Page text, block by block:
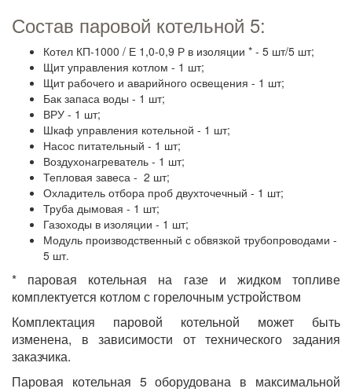
Состав паровой котельной 5:
Котел КП-1000 / Е 1,0-0,9 Р в изоляции * - 5 шт/5 шт;
Щит управления котлом - 1 шт;
Щит рабочего и аварийного освещения - 1 шт;
Бак запаса воды - 1 шт;
ВРУ - 1 шт;
Шкаф управления котельной - 1 шт;
Насос питательный - 1 шт;
Воздухонагреватель - 1 шт;
Тепловая завеса - 2 шт;
Охладитель отбора проб двухточечный - 1 шт;
Труба дымовая - 1 шт;
Газоходы в изоляции - 1 шт;
Модуль производственный с обвязкой трубопроводами -
5 шт.
* паровая котельная на газе и жидком топливе
комплектуется котлом с горелочным устройством
Комплектация паровой котельной может быть
изменена, в зависимости от технического задания
заказчика.
Паровая котельная 5 оборудована в максимальной